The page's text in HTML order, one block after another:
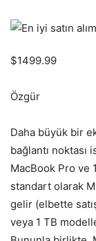
$1499.99
Özgür
Daha büyük bir
bağlantı noktası
MacBook Pro ve
standart olarak
gelir (elbette
veya 1 TB